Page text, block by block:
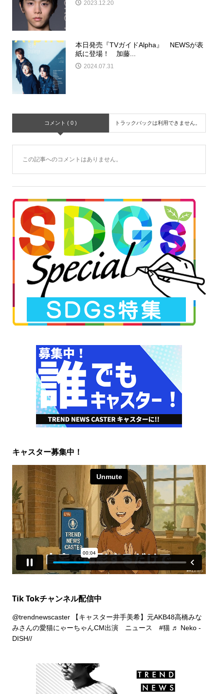
2023.12.20
本日発売『TVガイドAlpha』 NEWSが表
紙に登場！ 加藤...
2024.07.31
コメント ( 0 ) トラックバックは利用できません。
この記事へのコメントはありません。
キャスター募集中！
Tik Tokチャンネル配信中
@trendnewscaster【キャスター井手美希】元AKB48高橋みな
みさんの愛猫にゃーちゃんCM出演 ニュース #猫 ♬ Neko -
DISH//